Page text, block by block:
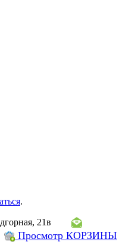
.
21в
Просмотр КОРЗИНЫ